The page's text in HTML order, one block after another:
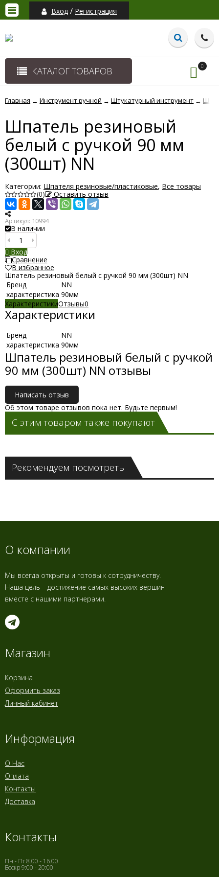
Вход / Регистрация
КАТАЛОГ ТОВАРОВ 0
Главная → Инструмент ручной → Штукатурный инструмент →
Шпатель резиновый
белый с ручкой 90 мм
(300шт) NN
Категории: Шпателя резиновые/пластиковые, Все товары
(0)
Оставить отзыв
Артикул: 10994
В наличии
Вход
Сравнение
В избранное
Шпатель резиновый белый с ручкой 90 мм (300шт) NN
Бренд
NN
характеристика 90мм
ХарактеристикиОтзывы0
Характеристики
Бренд
NN
характеристика 90мм
Шпатель резиновый белый с ручкой
90 мм (300шт) NN отзывы
Написать отзыв
Об этом товаре отзывов пока нет. Будьте первым!
С этим товаром также покупают
Рекомендуем посмотреть
О компании
Мы всегда открыты и готовы к сотрудничеству.
Наша цель – достижение самых высоких вершин
вместе с нашими партнерами.
Магазин
Корзина
Оформить заказ
Личный кабинет
Информация
О Нас
Оплата
Контакты
Доставка
Контакты
Пн - Пт 8.00 - 16.00
Воскр 9:00 - 20:00